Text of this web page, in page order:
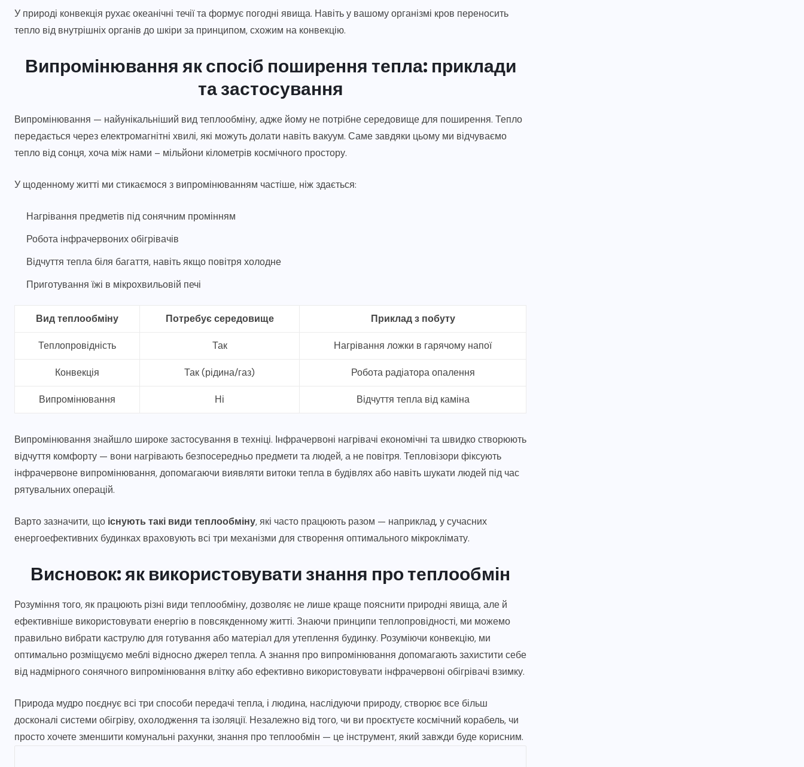
У природі конвекція рухає океанічні течії та формує погодні явища. Навіть у вашому організмі кров переносить
тепло від внутрішніх органів до шкіри за принципом, схожим на конвекцію.
Випромінювання як спосіб поширення тепла: приклади
та застосування
Випромінювання — найунікальніший вид теплообміну, адже йому не потрібне середовище для поширення. Тепло
передається через електромагнітні хвилі, які можуть долати навіть вакуум. Саме завдяки цьому ми відчуваємо
тепло від сонця, хоча між нами – мільйони кілометрів космічного простору.
У щоденному житті ми стикаємося з випромінюванням частіше, ніж здається:
Нагрівання предметів під сонячним промінням
Робота інфрачервоних обігрівачів
Відчуття тепла біля багаття, навіть якщо повітря холодне
Приготування їжі в мікрохвильовій печі
Вид теплообміну Потребує середовище Приклад з побуту
Теплопровідність Так Нагрівання ложки в гарячому напої
Конвекція Так (рідина/газ) Робота радіатора опалення
Випромінювання Ні Відчуття тепла від каміна
Випромінювання знайшло широке застосування в техніці. Інфрачервоні нагрівачі економічні та швидко створюють
відчуття комфорту — вони нагрівають безпосередньо предмети та людей, а не повітря. Тепловізори фіксують
інфрачервоне випромінювання, допомагаючи виявляти витоки тепла в будівлях або навіть шукати людей під час
рятувальних операцій.
Варто зазначити, що існують такі види теплообміну, які часто працюють разом — наприклад, у сучасних
енергоефективних будинках враховують всі три механізми для створення оптимального мікроклімату.
Висновок: як використовувати знання про теплообмін
Розуміння того, як працюють різні види теплообміну, дозволяє не лише краще пояснити природні явища, але й
ефективніше використовувати енергію в повсякденному житті. Знаючи принципи теплопровідності, ми можемо
правильно вибрати каструлю для готування або матеріал для утеплення будинку. Розуміючи конвекцію, ми
оптимально розміщуємо меблі відносно джерел тепла. А знання про випромінювання допомагають захистити себе
від надмірного сонячного випромінювання влітку або ефективно використовувати інфрачервоні обігрівачі взимку.
Природа мудро поєднує всі три способи передачі тепла, і людина, наслідуючи природу, створює все більш
досконалі системи обігріву, охолодження та ізоляції. Незалежно від того, чи ви проєктуєте космічний корабель, чи
просто хочете зменшити комунальні рахунки, знання про теплообмін — це інструмент, який завжди буде корисним.